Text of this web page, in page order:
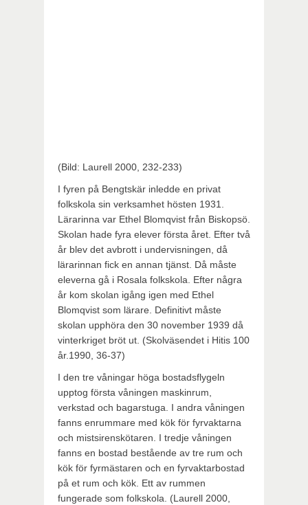
(Bild: Laurell 2000, 232-233)
I fyren på Bengtskär inledde en privat
folkskola sin verksamhet hösten 1931.
Lärarinna var Ethel Blomqvist från Biskopsö.
Skolan hade fyra elever första året. Efter två
år blev det avbrott i undervisningen, då
lärarinnan fick en annan tjänst. Då måste
eleverna gå i Rosala folkskola. Efter några
år kom skolan igång igen med Ethel
Blomqvist som lärare. Definitivt måste
skolan upphöra den 30 november 1939 då
vinterkriget bröt ut. (Skolväsendet i Hitis 100
år.1990, 36-37)
I den tre våningar höga bostadsflygeln
upptog första våningen maskinrum,
verkstad och bagarstuga. I andra våningen
fanns enrummare med kök för fyrvaktarna
och mistsirenskötaren. I tredje våningen
fanns en bostad bestående av tre rum och
kök för fyrmästaren och en fyrvaktarbostad
på et rum och kök. Ett av rummen
fungerade som folkskola. (Laurell 2000,